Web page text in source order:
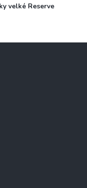
velké Reserve